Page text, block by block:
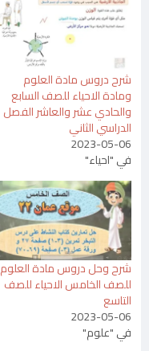
شرح دروس مادة العلوم
ومادة الاحياء للصف السابع
والحادي عشر والعاشر الفصل
الدراسي الثاني
2023-05-06
في "احياء"
شرح وحل دروس مادة العلوم
للصف الخامس الاحياء للصف
التاسع
2023-05-06
في "علوم"